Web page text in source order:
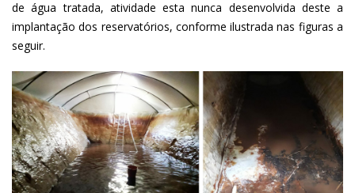
de água tratada, atividade esta nunca desenvolvida deste a
implantação dos reservatórios, conforme ilustrada nas figuras a
seguir.